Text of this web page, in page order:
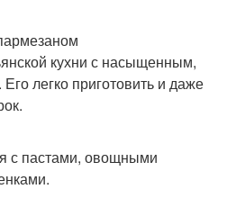
кухни с насыщенным,
легко приготовить и даже
с пастами, овощными